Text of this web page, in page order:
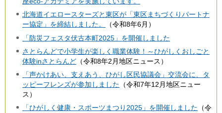
北海道イエロースターズと東区が「東区まちづくりパートナ
ー協定」を締結しました。
（令和8年6月）
「防災フェスタ伏古本町2025」を開催しました
さとらんどで小学生が楽しく職業体験！～ひがしくおしごと
体験inさとらんど （令和8年2月地区ニュース）
「声かけあい、支えあう、ひがし区民協議会」交流会に、タ
ッピーフレンズが参加しました （令和7年12月地区ニュー
ス）
「ひがしく健康・スポーツまつり2025」を開催しました （令